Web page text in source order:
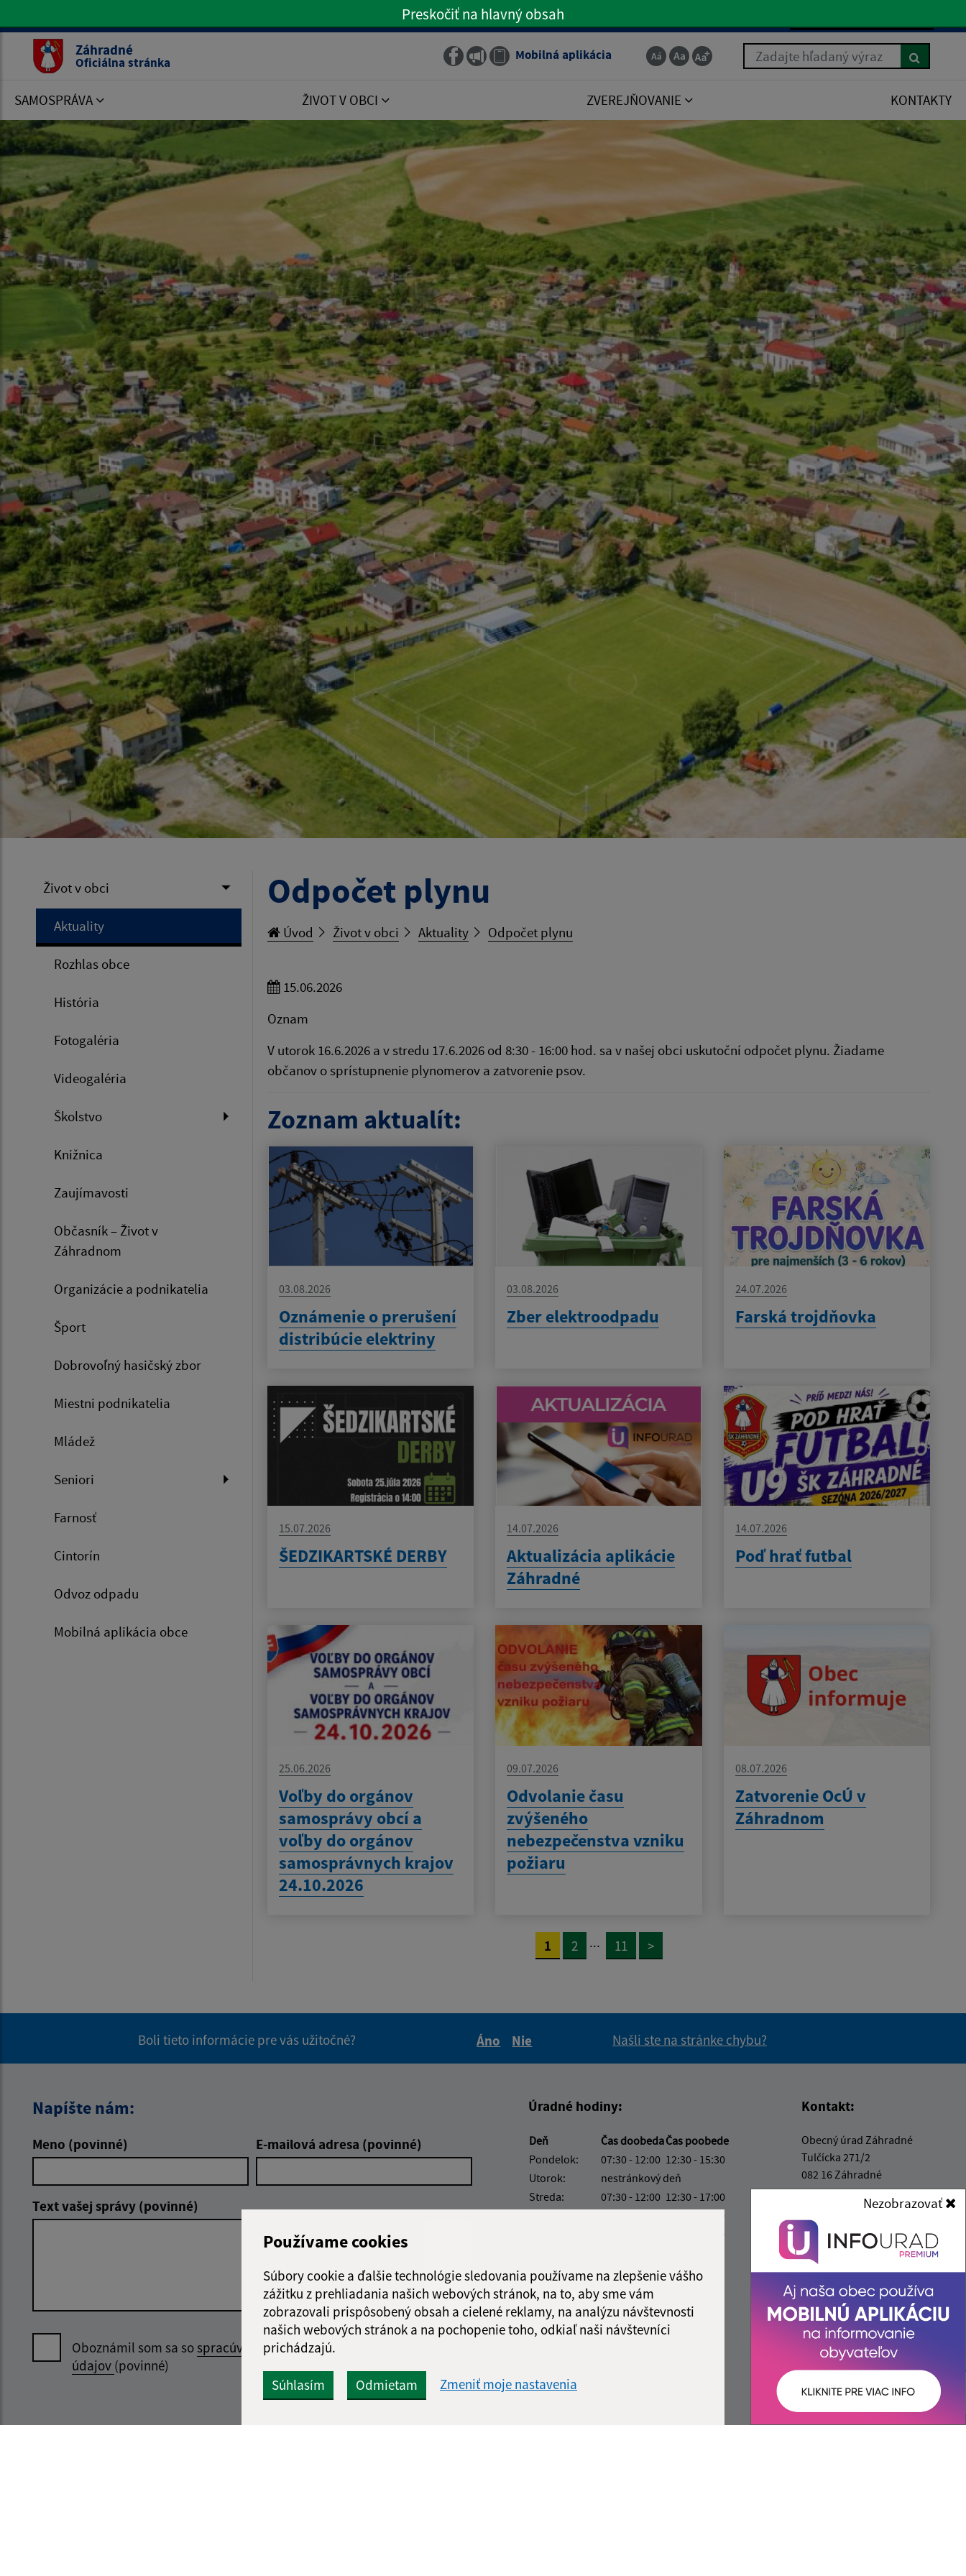
Používame cookies
Súbory cookie a ďalšie technológie sledovania používame na zlepšenie vášho
zážitku z prehliadania našich webových stránok, na to, aby sme vám
zobrazovali prispôsobený obsah a cielené reklamy, na analýzu návštevnosti
našich webových stránok a na pochopenie toho, odkiaľ naši návštevníci
prichádzajú.
Súhlasím Odmietam Zmeniť moje nastavenia
Nezobrazovať
Preskočiť na hlavné menu
Preskočiť na hlavný obsah
Záhradné
Oficiálna stránka Obecný rozhlas
Mobilná aplikácia Zadajte hľadaný výraz
SAMOSPRÁVA ŽIVOT V OBCI ZVEREJŇOVANIE KONTAKTY
Život v obci
Aktuality
Rozhlas obce
História
Fotogaléria
Videogaléria
Školstvo
Knižnica
Zaujímavosti
Občasník – Život v
Záhradnom
Organizácie a podnikatelia
Šport
Dobrovoľný hasičský zbor
Miestni podnikatelia
Mládež
Seniori
Farnosť
Cintorín
Odvoz odpadu
Mobilná aplikácia obce
Odpočet plynu
Úvod Život v obci Aktuality Odpočet plynu
15.06.2026
Oznam
V utorok 16.6.2026 a v stredu 17.6.2026 od 8:30 - 16:00 hod. sa v našej obci uskutoční odpočet plynu. Žiadame
občanov o sprístupnenie plynomerov a zatvorenie psov.
Zoznam aktualít:
03.08.2026
Oznámenie o prerušení
distribúcie elektriny
03.08.2026
Zber elektroodpadu
24.07.2026
Farská trojdňovka
15.07.2026
ŠEDZIKARTSKÉ DERBY
14.07.2026
Aktualizácia aplikácie
Záhradné
14.07.2026
Poď hrať futbal
25.06.2026
Voľby do orgánov
samosprávy obcí a
voľby do orgánov
samosprávnych krajov
24.10.2026
09.07.2026
Odvolanie času
zvýšeného
nebezpečenstva vzniku
požiaru
08.07.2026
Zatvorenie OcÚ v
Záhradnom
1 2 ... 11 >
Boli tieto informácie pre vás užitočné?
Áno
Nie
Našli ste na stránke chybu?
Napíšte nám:
Meno (povinné) E-mailová adresa (povinné)
Text vašej správy (povinné)
Oboznámil som sa sospracúvaním osobných
údajov (povinné)
Google reCaptcha Response
Úradné hodiny:
Deň Čas doobedaČas poobede
Pondelok:
07:30 - 12:00 12:30 - 15:30
Utorok:
nestránkový deň
Streda:
07:30 - 12:00 12:30 - 17:00
12:30 - 15:30
12:30 - 14:00
Kontakt:
Obecný úrad Záhradné
Tulčícka 271/2
082 16 Záhradné
info@obeczahradne.sk
+421 514 557 725
IČO: 00328022